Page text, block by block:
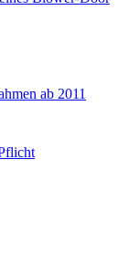
ab 2011